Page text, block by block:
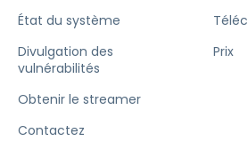
État du système
Divulgation des
vulnérabilités
Obtenir le streamer
Contactez
Prix